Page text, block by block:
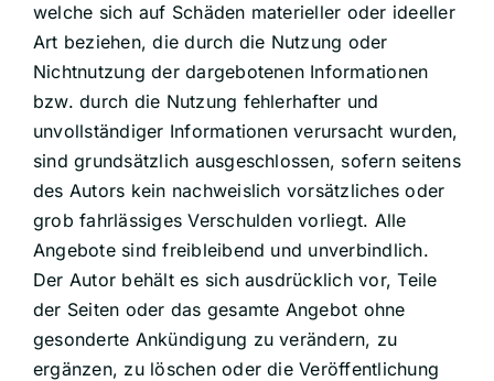
welche sich auf Schäden materieller oder ideeller
Art beziehen, die durch die Nutzung oder
Nichtnutzung der dargebotenen Informationen
bzw. durch die Nutzung fehlerhafter und
unvollständiger Informationen verursacht wurden,
sind grundsätzlich ausgeschlossen, sofern seitens
des Autors kein nachweislich vorsätzliches oder
grob fahrlässiges Verschulden vorliegt. Alle
Angebote sind freibleibend und unverbindlich.
Der Autor behält es sich ausdrücklich vor, Teile
der Seiten oder das gesamte Angebot ohne
gesonderte Ankündigung zu verändern, zu
ergänzen, zu löschen oder die Veröffentlichung